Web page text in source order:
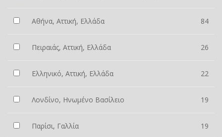
Αθήνα, Αττική, Ελλάδα 84
Πειραιάς, Αττική, Ελλάδα 26
Ελληνικό, Αττική, Ελλάδα 22
Λονδίνο, Ηνωμένο Βασίλειο 19
Παρίσι, Γαλλία 19